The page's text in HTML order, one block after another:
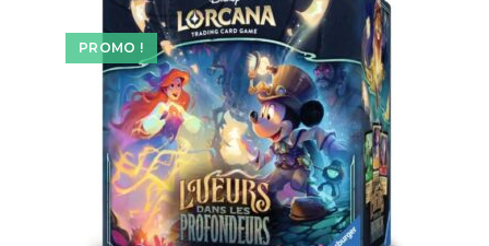
PROMO !